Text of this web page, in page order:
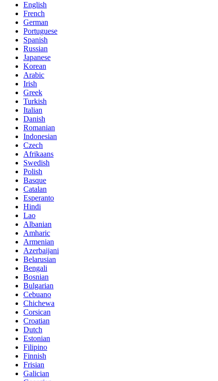
English
French
German
Portuguese
Spanish
Russian
Japanese
Korean
Arabic
Irish
Greek
Turkish
Italian
Danish
Romanian
Indonesian
Czech
Afrikaans
Swedish
Polish
Basque
Catalan
Esperanto
Hindi
Lao
Albanian
Amharic
Armenian
Azerbaijani
Belarusian
Bengali
Bosnian
Bulgarian
Cebuano
Chichewa
Corsican
Croatian
Dutch
Estonian
Filipino
Finnish
Frisian
Galician